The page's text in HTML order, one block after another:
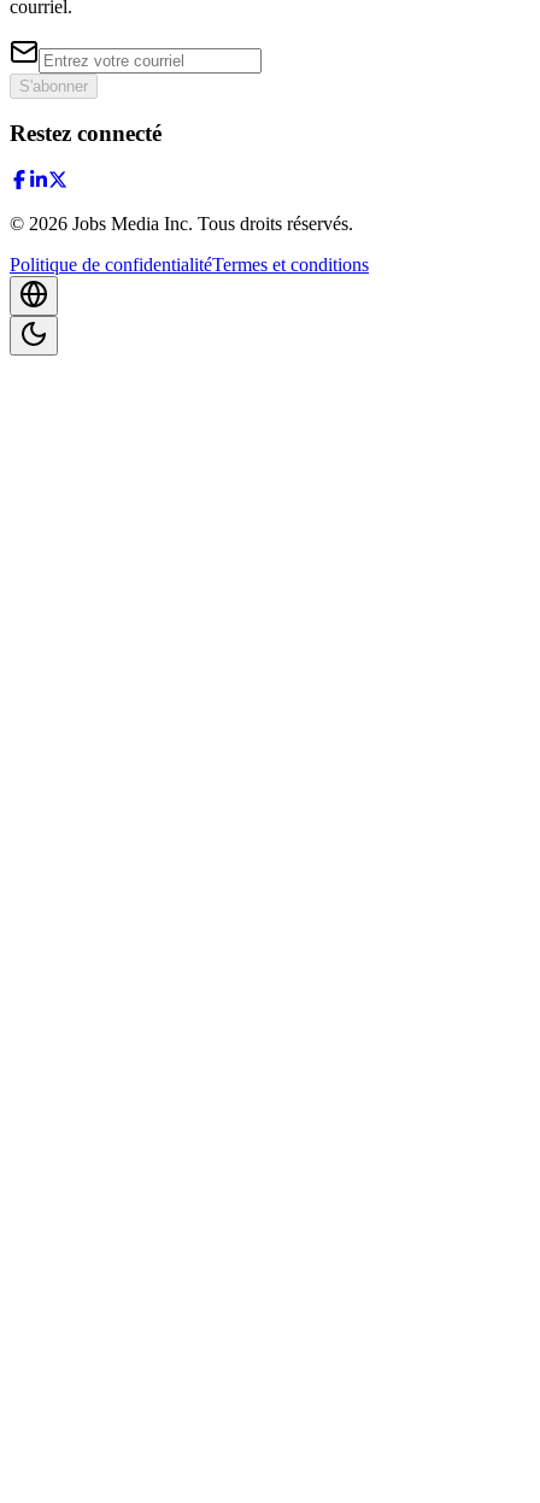
courriel.
S'abonner
Restez connecté
© 2026 Jobs Media Inc. Tous droits réservés.
Politique de confidentialitéTermes et conditions